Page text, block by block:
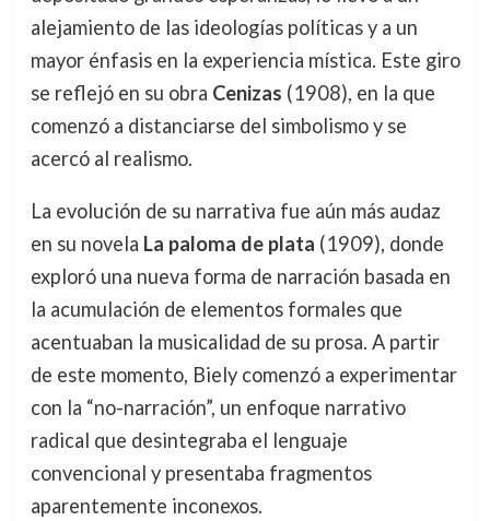
alejamiento de las ideologías políticas y a un
mayor énfasis en la experiencia mística. Este giro
se reflejó en su obra Cenizas (1908), en la que
comenzó a distanciarse del simbolismo y se
acercó al realismo.
La evolución de su narrativa fue aún más audaz
en su novela La paloma de plata (1909), donde
exploró una nueva forma de narración basada en
la acumulación de elementos formales que
acentuaban la musicalidad de su prosa. A partir
de este momento, Biely comenzó a experimentar
con la “no-narración”, un enfoque narrativo
radical que desintegraba el lenguaje
convencional y presentaba fragmentos
aparentemente inconexos.